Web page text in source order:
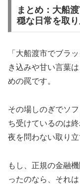
まとめ：大船
穏な日常を取
「大船渡市でブラ
き込みや甘い言葉
めの罠です。
その場しのぎでソ
ち受けているのは
夜を問わない取り立
もし、正規の金融
ったのなら、それ